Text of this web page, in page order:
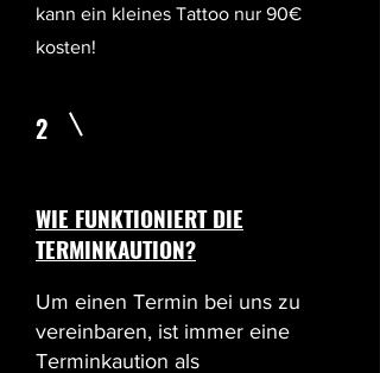
kann ein kleines Tattoo nur 90€
kosten!
2
WIE FUNKTIONIERT DIE
TERMINKAUTION?
Um einen Termin bei uns zu
vereinbaren, ist immer eine
Terminkaution als